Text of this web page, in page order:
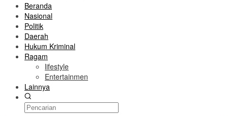
Beranda
Nasional
Politik
Daerah
Hukum Kriminal
Ragam
lifestyle
Entertainmen
Lainnya